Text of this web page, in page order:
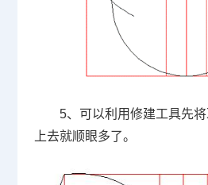
5、可以利用修建工具先
上去就顺眼多了。